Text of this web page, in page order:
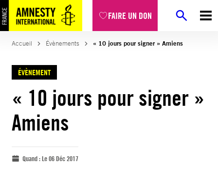
FAIRE UN DON
Accueil Évènements « 10 jours pour signer » Amiens
ÉVÈNEMENT
« 10 jours pour signer »
Amiens
Quand :Le 06 Déc 2017